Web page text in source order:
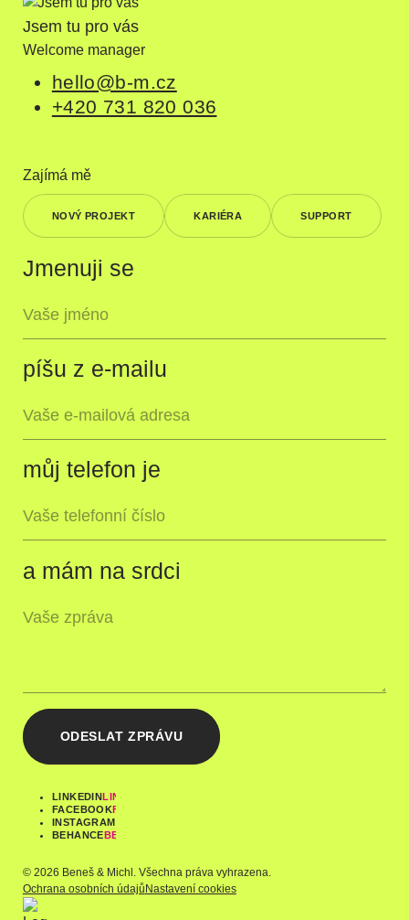
Jsem tu pro vás
Welcome manager
hello@b-m.cz
+420 731 820 036
Zajímá mě
NOVÝ PROJEKT KARIÉRA SUPPORT
Jmenuji se
píšu z e-mailu
můj telefon je
a mám na srdci
ODESLAT ZPRÁVU
LINKEDIN
FACEBOOK
INSTAGRAM
BEHANCE
© 2026 Beneš & Michl. Všechna práva vyhrazena.
Ochrana osobních údajů Nastavení cookies